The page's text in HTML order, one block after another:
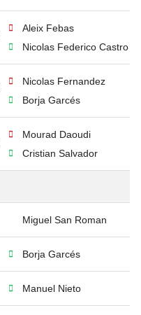
Aleix Febas
Nicolas Federico Castro
Nicolas Fernandez
Borja Garcés
Mourad Daoudi
Cristian Salvador
Miguel San Roman
Borja Garcés
Manuel Nieto